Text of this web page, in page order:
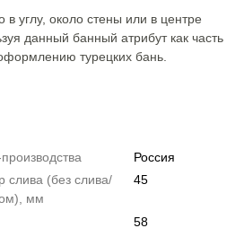
углу, около стены или в центре
данный банный атрибут как часть
турецких бань.
Россия
слива (без слива/
мм
45
58